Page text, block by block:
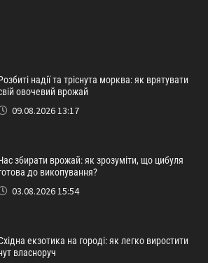
надії та тріснута морква: як врятувати
овочевий врожай
09.08.2026 13:17
збирати врожай: як зрозуміти, що цибуля
до викопування?
03.08.2026 15:54
екзотика на городі: як легко виростити
власноруч